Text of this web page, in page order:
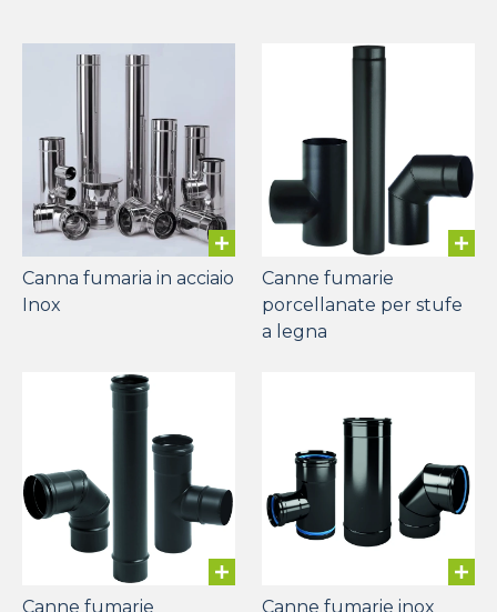
Canna fumaria in acciaio
Inox
Canne fumarie
porcellanate per stufe
a legna
Canne fumarie
Canne fumarie inox